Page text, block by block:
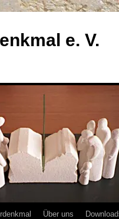
e. V.
Über uns